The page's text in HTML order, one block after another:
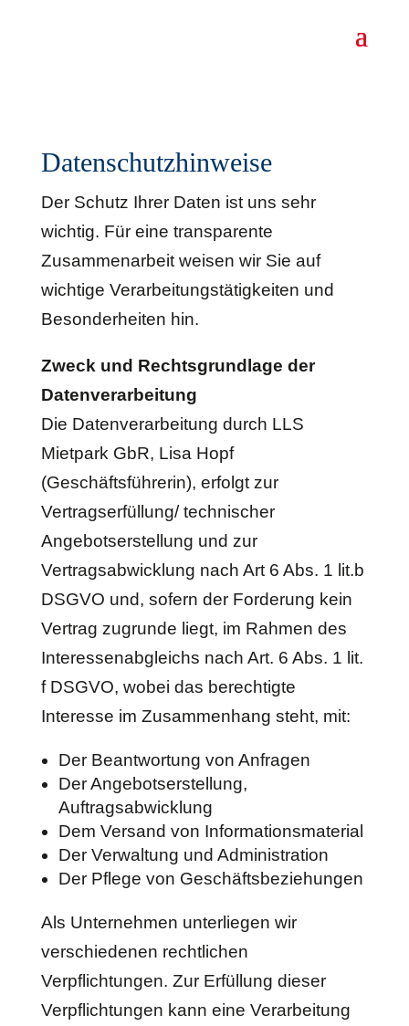
Datenschutzhinweise
Der Schutz Ihrer Daten ist uns sehr
wichtig. Für eine transparente
Zusammenarbeit weisen wir Sie auf
wichtige Verarbeitungstätigkeiten und
Besonderheiten hin.
Zweck und Rechtsgrundlage der
Datenverarbeitung
Die Datenverarbeitung durch LLS
Mietpark GbR, Lisa Hopf
(Geschäftsführerin), erfolgt zur
Vertragserfüllung/ technischer
Angebotserstellung und zur
Vertragsabwicklung nach Art 6 Abs. 1 lit.b
DSGVO und, sofern der Forderung kein
Vertrag zugrunde liegt, im Rahmen des
Interessenabgleichs nach Art. 6 Abs. 1 lit.
f DSGVO, wobei das berechtigte
Interesse im Zusammenhang steht, mit:
Der Beantwortung von Anfragen
Der Angebotserstellung,
Auftragsabwicklung
Dem Versand von Informationsmaterial
Der Verwaltung und Administration
Der Pflege von Geschäftsbeziehungen
Als Unternehmen unterliegen wir
verschiedenen rechtlichen
Verpflichtungen. Zur Erfüllung dieser
Verpflichtungen kann eine Verarbeitung